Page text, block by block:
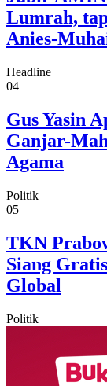
Lumrah,
Anies-
Headline
04
Gus Yasin
Ganjar-
Agama
Politik
05
TKN
Siang
Global
Politik